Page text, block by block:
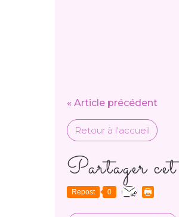
« Article précédent
Retour à l'accueil
Partager
Repost 0